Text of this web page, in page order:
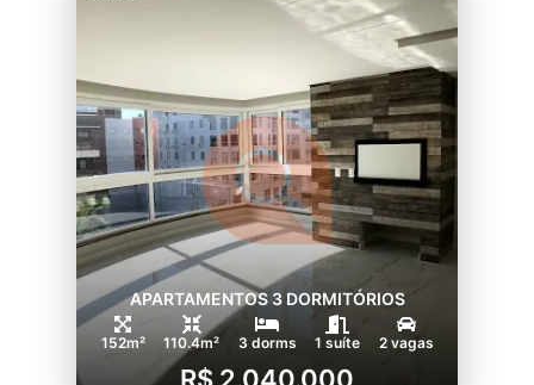
APARTAMENTOS 3 DORMITÓRIOS
152m² 110.4m² 3 dorms 1 suíte 2 vagas